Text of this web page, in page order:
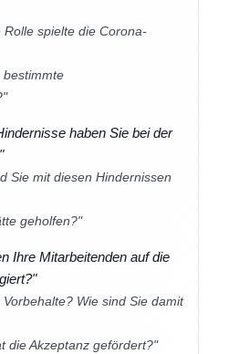
Rolle spielte die Corona-
bestimmte
haben Sie bei der
Sie mit diesen Hindernissen
geholfen?"
Ihre Mitarbeitenden auf die
Wie sind Sie damit
die Akzeptanz gefördert?"